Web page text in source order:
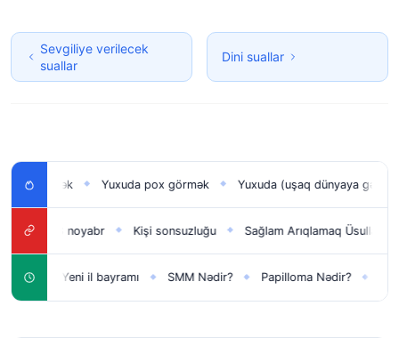
Sevgiliye verilecek
suallar
Dini suallar
Yuxuda pox görmək ◆ Yuxuda (uşaq dünyaya gətirmək)
8 noyabr​ ◆ Kişi sonsuzluğu ◆ Sağlam Arıqlamaq Üsulları və
◆ Yeni il bayramı ◆ SMM Nədir? ◆ Papilloma Nədir? ◆